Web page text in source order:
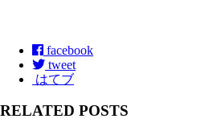
facebook
tweet
はてブ
RELATED POSTS